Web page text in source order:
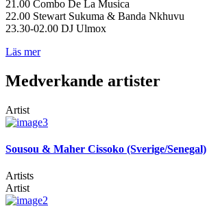
21.00 Combo De La Musica
22.00 Stewart Sukuma & Banda Nkhuvu
23.30-02.00 DJ Ulmox
Läs mer
Medverkande artister
Artist
Sousou & Maher Cissoko (Sverige/Senegal)
Artists
Artist